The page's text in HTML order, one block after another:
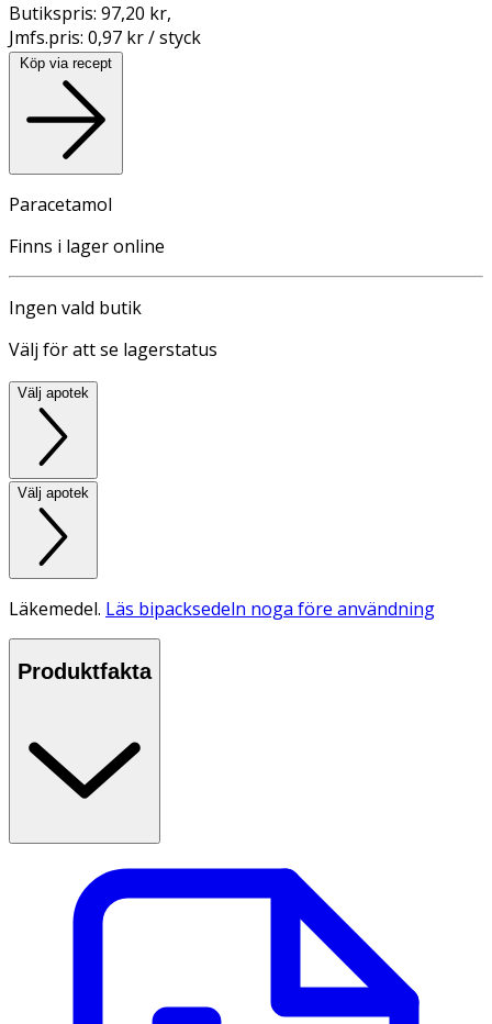
Butikspris: 97,20 kr,
Jmfs.pris: 0,97 kr / styck
Köp via recept
Paracetamol
Finns i lager online
Ingen vald butik
Välj för att se lagerstatus
Välj apotek
Välj apotek
Läkemedel. Läs bipacksedeln noga före användning
Produktfakta